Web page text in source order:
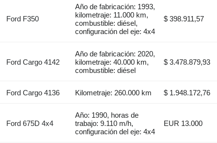
Ford F350
Año de fabricación: 1993,
kilometraje: 11.000 km,
combustible: diésel,
configuración del eje: 4x4
$ 398.911,57
Ford Cargo 4142
Año de fabricación: 2020,
kilometraje: 40.000 km,
combustible: diésel
$ 3.478.879,93
Ford Cargo 4136 Kilometraje: 260.000 km $ 1.948.172,76
Ford 675D 4x4
Año: 1990, horas de
trabajo: 9.110 m/h,
configuración del eje: 4x4
EUR 13.000